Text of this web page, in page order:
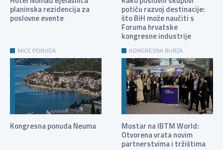
planinska rezidencija za
poslovne evente
potiču razvoj destinacije:
što BiH može naučiti s
Foruma hrvatske
kongresne industrije
MICE PONUDA
Kongresna ponuda Neuma
KONGRESNA BURZA
Mostar na IBTM World:
Otvorena vrata novim
partnerstvima i tržištima